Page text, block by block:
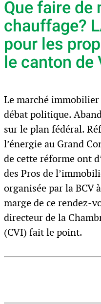
Que faire de
chauffage?
pour les
le canton de
Le marché
débat politique.
sur le plan fédéral.
l’énergie au Grand
de cette réforme ont
des Pros de
organisée par la BCV
marge de ce rendez-
directeur de la
(CVI) fait le point.